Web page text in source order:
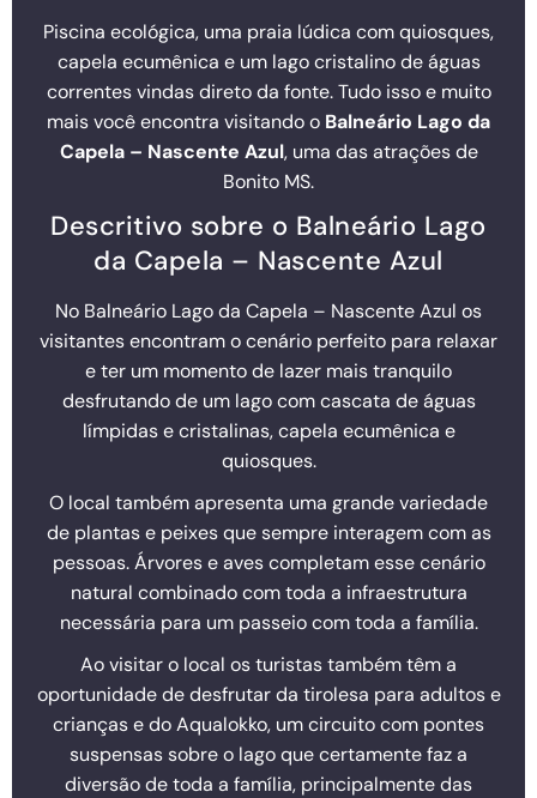
Piscina ecológica, uma praia lúdica com quiosques,
capela ecumênica e um lago cristalino de águas
correntes vindas direto da fonte. Tudo isso e muito
mais você encontra visitando o Balneário Lago da
Capela – Nascente Azul, uma das atrações de
Bonito MS.
Descritivo sobre o Balneário Lago
da Capela – Nascente Azul
No Balneário Lago da Capela – Nascente Azul os
visitantes encontram o cenário perfeito para relaxar
e ter um momento de lazer mais tranquilo
desfrutando de um lago com cascata de águas
límpidas e cristalinas, capela ecumênica e
quiosques.
O local também apresenta uma grande variedade
de plantas e peixes que sempre interagem com as
pessoas. Árvores e aves completam esse cenário
natural combinado com toda a infraestrutura
necessária para um passeio com toda a família.
Ao visitar o local os turistas também têm a
oportunidade de desfrutar da tirolesa para adultos e
crianças e do Aqualokko, um circuito com pontes
suspensas sobre o lago que certamente faz a
diversão de toda a família, principalmente das